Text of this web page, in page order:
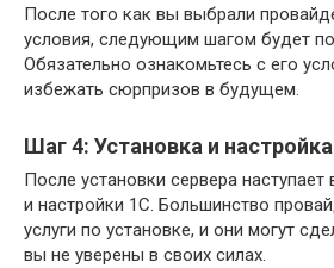
После того как вы выбрали
условия, следующим шагом будет
Обязательно ознакомьтесь с его
избежать сюрпризов в будущем.
Шаг 4: Установка и
После установки сервера
и настройки 1С. Большинство
услуги по установке, и они могут
вы не уверены в своих силах.